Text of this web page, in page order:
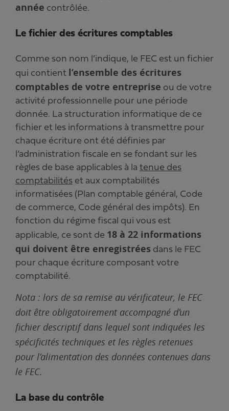
année contrôlée.
Le fichier des écritures comptables
Comme son nom l’indique, le FEC est un fichier
qui contient l’ensemble des écritures
comptables de votre entreprise ou de votre
activité professionnelle pour une période
donnée. La structuration informatique de ce
fichier et les informations à transmettre pour
chaque écriture ont été définies par
l’administration fiscale en se fondant sur les
règles de base applicables à la tenue des
comptabilités et aux comptabilités
informatisées (Plan comptable général, Code
de commerce, Code général des impôts). En
fonction du régime fiscal qui vous est
applicable, ce sont de 18 à 22 informations
qui doivent être enregistrées dans le FEC
pour chaque écriture composant votre
comptabilité.
Nota : lors de sa remise au vérificateur, le FEC
doit être obligatoirement accompagné d’un
fichier descriptif dans lequel sont indiquées les
spécificités techniques et les règles retenues
pour l’alimentation des données contenues dans
le FEC.
La base du contrôle